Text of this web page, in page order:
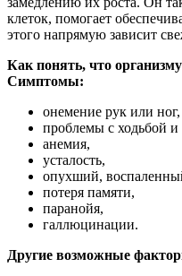
клеток, помогает
этого напрямую зависит
Как понять, что
Симптомы:
онемение рук или ног,
проблемы с ходьбой и
анемия,
усталость,
опухший,
потеря памяти,
паранойя,
галлюцинации.
Другие возможные